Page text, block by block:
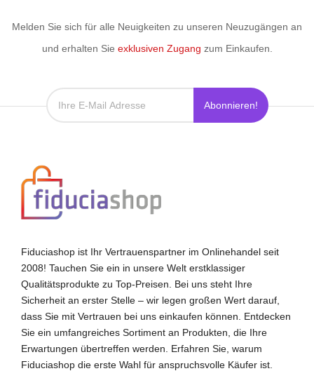
Melden Sie sich für alle Neuigkeiten zu unseren Neuzugängen an
und erhalten Sie exklusiven Zugang zum Einkaufen.
Abonnieren!
Fiduciashop ist Ihr Vertrauenspartner im Onlinehandel seit
2008! Tauchen Sie ein in unsere Welt erstklassiger
Qualitätsprodukte zu Top-Preisen. Bei uns steht Ihre
Sicherheit an erster Stelle – wir legen großen Wert darauf,
dass Sie mit Vertrauen bei uns einkaufen können. Entdecken
Sie ein umfangreiches Sortiment an Produkten, die Ihre
Erwartungen übertreffen werden. Erfahren Sie, warum
Fiduciashop die erste Wahl für anspruchsvolle Käufer ist.